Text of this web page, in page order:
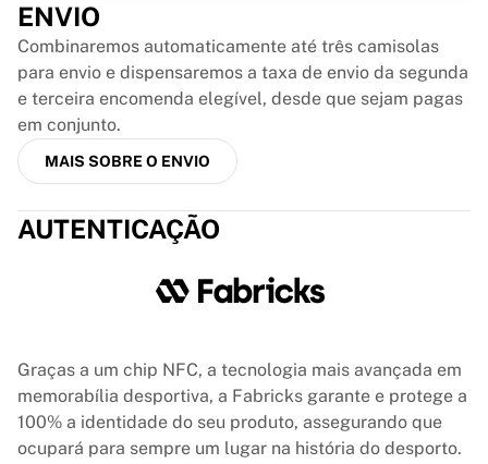
ENVIO
Combinaremos automaticamente até três camisolas
para envio e dispensaremos a taxa de envio da segunda
e terceira encomenda elegível, desde que sejam pagas
em conjunto.
MAIS SOBRE O ENVIO
AUTENTICAÇÃO
Graças a um chip NFC, a tecnologia mais avançada em
memorabília desportiva, a Fabricks garante e protege a
100% a identidade do seu produto, assegurando que
ocupará para sempre um lugar na história do desporto.